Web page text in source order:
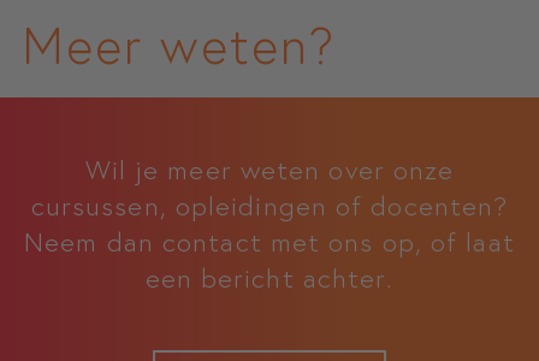
Meer weten?
Wil je meer weten over onze
cursussen, opleidingen of docenten?
Neem dan contact met ons op, of laat
een bericht achter.